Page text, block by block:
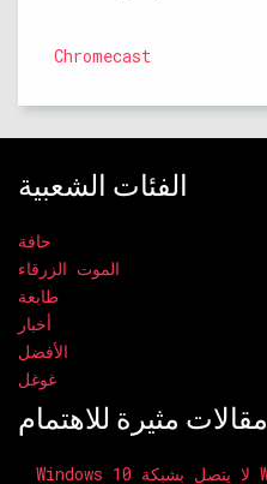
Chromecast
الفئات الشعبية
حافة
الموت الزرقاء
طابعة
أخبار
الأفضل
غوغل
مقالات مثيرة للاهتمام